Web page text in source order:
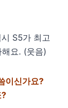
S5가 최고
요. (웃음)
이신가요?